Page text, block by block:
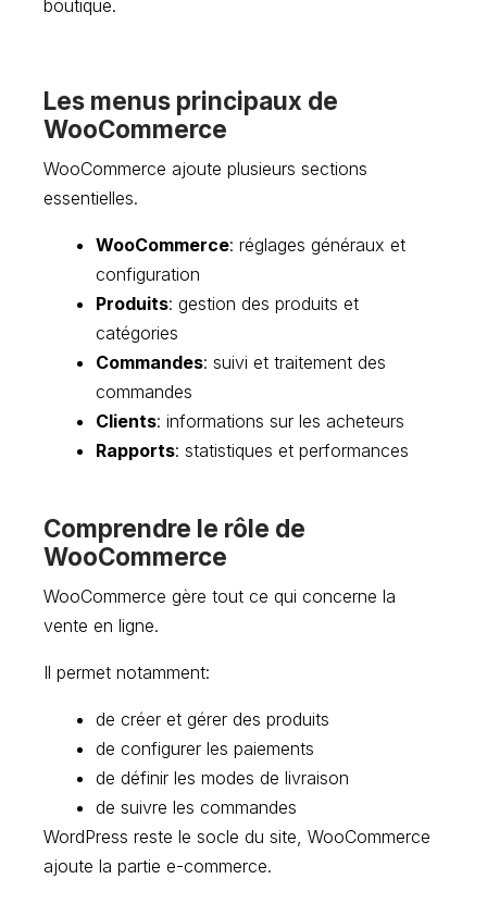
boutique.
Les menus principaux de
WooCommerce
WooCommerce ajoute plusieurs sections
essentielles.
WooCommerce: réglages généraux et
configuration
Produits: gestion des produits et
catégories
Commandes: suivi et traitement des
commandes
Clients: informations sur les acheteurs
Rapports: statistiques et performances
Comprendre le rôle de
WooCommerce
WooCommerce gère tout ce qui concerne la
vente en ligne.
Il permet notamment:
de créer et gérer des produits
de configurer les paiements
de définir les modes de livraison
de suivre les commandes
WordPress reste le socle du site, WooCommerce
ajoute la partie e-commerce.